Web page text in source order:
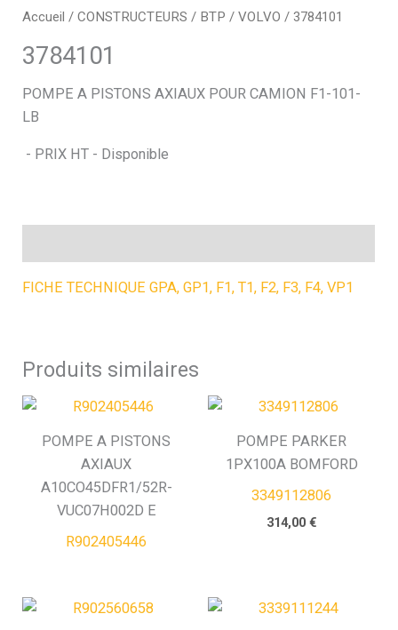
r
c
Accueil /CONSTRUCTEURS / BTP /VOLVO / 3784101
3784101
POMPE A PISTONS AXIAUX POUR CAMION F1-101-
LB
- PRIX HT - Disponible
FICHE TECHNIQUE GPA, GP1, F1, T1, F2, F3, F4, VP1
Produits similaires
POMPE A PISTONS
AXIAUX
A10CO45DFR1/52R-
VUC07H002D E
R902405446
POMPE PARKER
1PX100A BOMFORD
3349112806
314,00 €